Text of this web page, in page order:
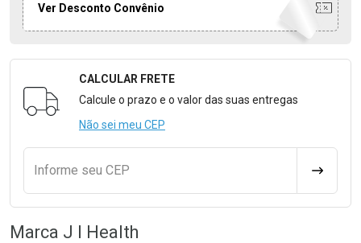
Ver Desconto Convênio
Formulário para Calcular o Frete
CALCULAR FRETE
Calcule o prazo e o valor das suas entregas
Não sei meu CEP
Informe seu CEP
Marca J I Health